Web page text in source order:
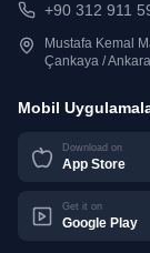
+90 312 911
Mustafa Kemal
Çankaya / Ankara
Mobil
Download on
App Store
Get it on
Google Play